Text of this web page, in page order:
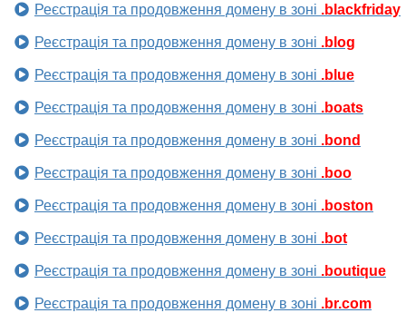
Реєстрація та продовження домену в зоні .blackfriday
Реєстрація та продовження домену в зоні .blog
Реєстрація та продовження домену в зоні .blue
Реєстрація та продовження домену в зоні .boats
Реєстрація та продовження домену в зоні .bond
Реєстрація та продовження домену в зоні .boo
Реєстрація та продовження домену в зоні .boston
Реєстрація та продовження домену в зоні .bot
Реєстрація та продовження домену в зоні .boutique
Реєстрація та продовження домену в зоні .br.com